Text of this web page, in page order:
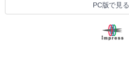
PC版で見る